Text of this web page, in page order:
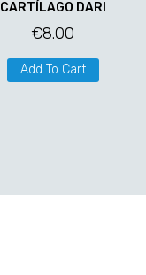
CARTÍLAGO DARI
€8.00
Add To Cart